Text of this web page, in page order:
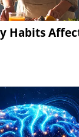
Habits